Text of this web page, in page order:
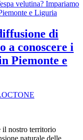
di
a conoscere i
Piemonte e
il nostro territorio